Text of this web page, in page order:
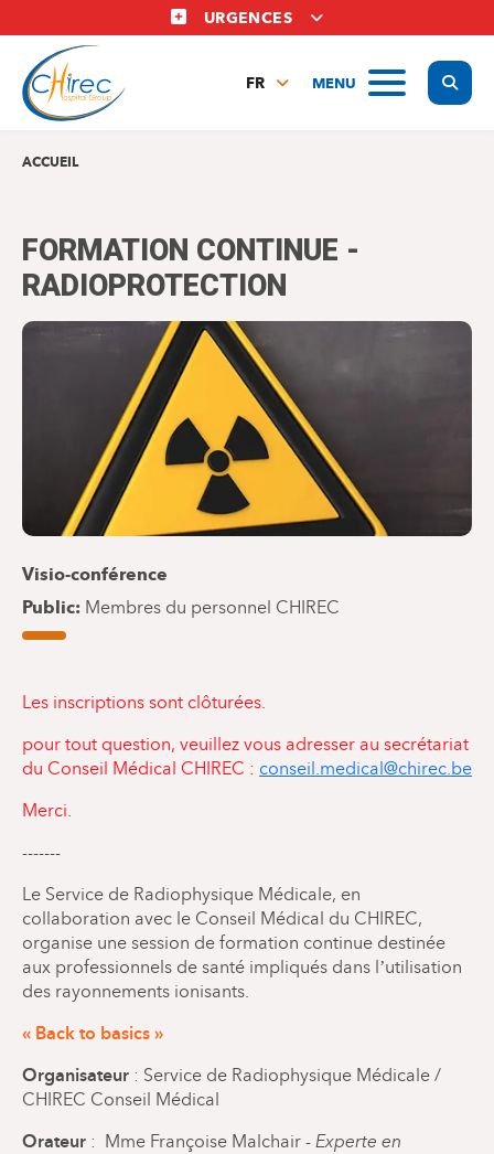
au
contenu
principal
URGENCES
MENU
FR
ACCUEIL
FORMATION CONTINUE -
RADIOPROTECTION
Visio-conférence
Public Membres du personnel CHIREC
Les inscriptions sont clôturées.
pour tout question, veuillez vous adresser au secrétariat
du Conseil Médical CHIREC : conseil.medical@chirec.be
Merci.
-------
Le Service de Radiophysique Médicale, en
collaboration avec le Conseil Médical du CHIREC,
organise une session de formation continue destinée
aux professionnels de santé impliqués dans l’utilisation
des rayonnements ionisants.
« Back to basics »
Organisateur : Service de Radiophysique Médicale /
CHIREC Conseil Médical
Orateur : Mme Françoise Malchair - Experte en